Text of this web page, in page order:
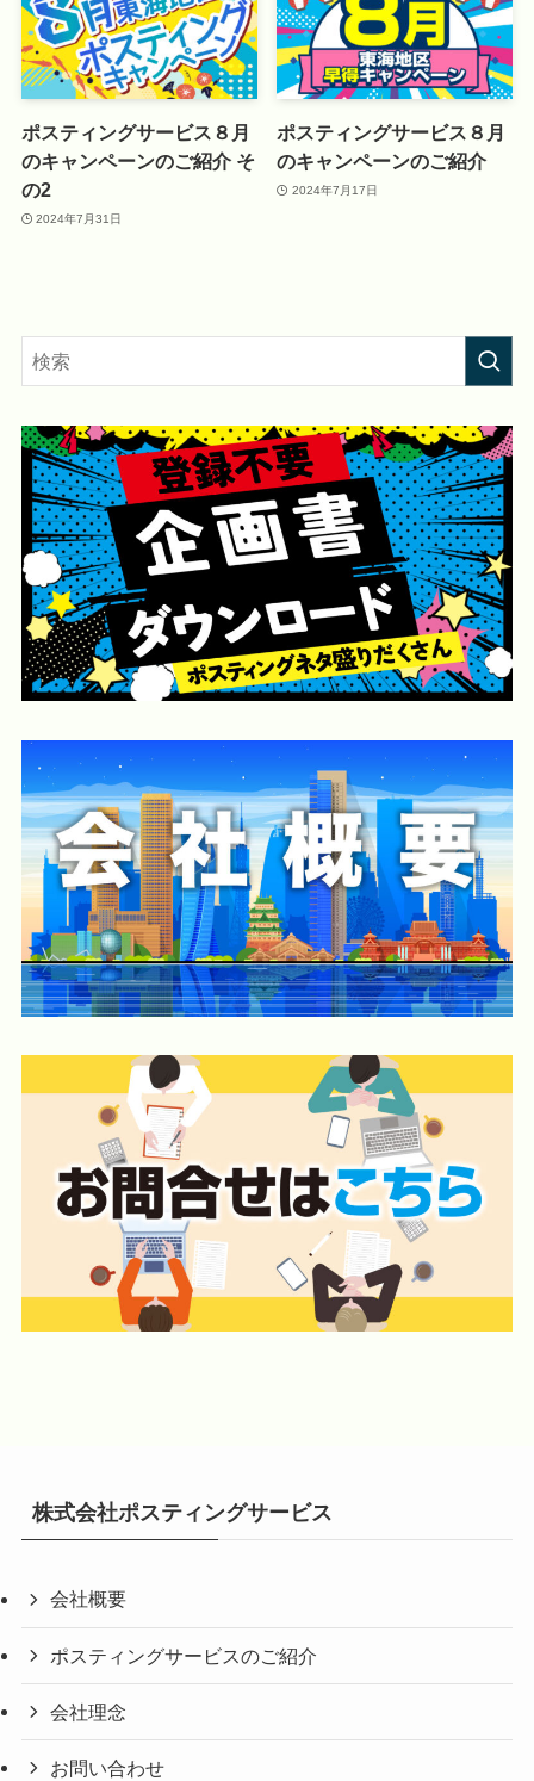
ポスティングサービス８月
のキャンペーンのご紹介 そ
の2
2024年7月31日
ポスティングサービス８月
のキャンペーンのご紹介
2024年7月17日
株式会社ポスティングサービス
会社概要
ポスティングサービスのご紹介
会社理念
お問い合わせ